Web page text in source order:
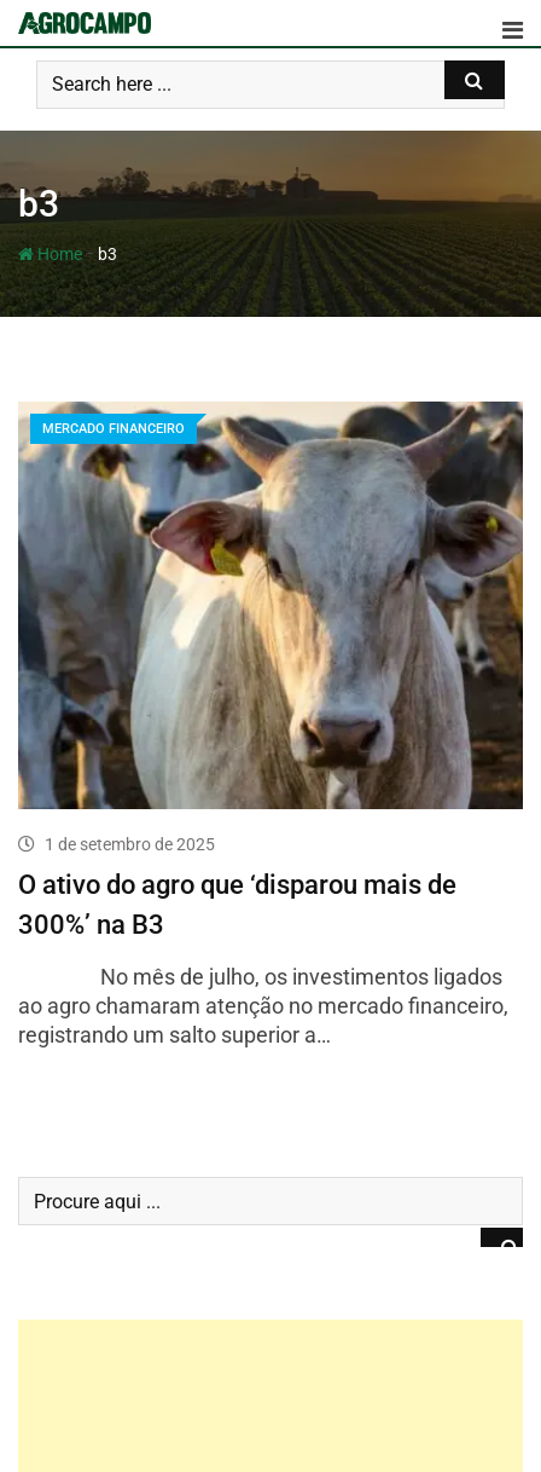
b3
Home- b3
MERCADO FINANCEIRO
1 de setembro de 2025
O ativo do agro que ‘disparou mais de
300%’ na B3
No mês de julho, os investimentos ligados
ao agro chamaram atenção no mercado financeiro,
registrando um salto superior a…